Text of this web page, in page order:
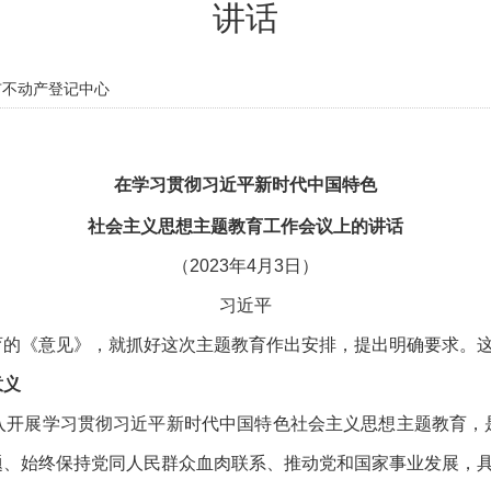
讲话
动产登记中心
在学习贯彻习近平新时代中国特色
社会主义思想主题教育工作会议上的讲话
（2023年4月3日）
习近平
意见》，就抓好这次主题教育作出安排，提出明确要求。
展学习贯彻习近平新时代中国特色社会主义思想主题教育，
始终保持党同人民群众血肉联系、推动党和国家事业发展，